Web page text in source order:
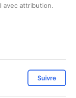
avec attribution.
Suivre